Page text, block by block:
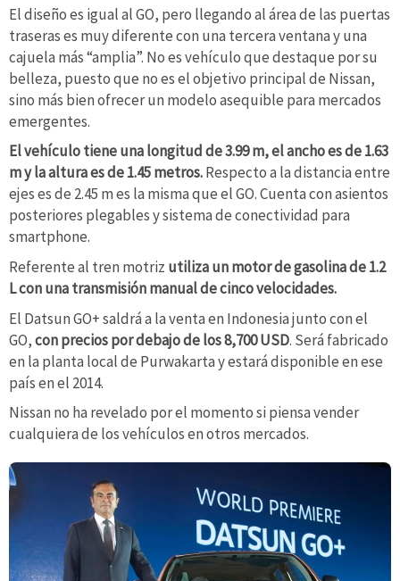
El diseño es igual al GO, pero llegando al área de las puertas
traseras es muy diferente con una tercera ventana y una
cajuela más “amplia”. No es vehículo que destaque por su
belleza, puesto que no es el objetivo principal de Nissan,
sino más bien ofrecer un modelo asequible para mercados
emergentes.
El vehículo tiene una longitud de 3.99 m, el ancho es de 1.63
m y la altura es de 1.45 metros.Respecto a la distancia entre
ejes es de 2.45 m es la misma que el GO. Cuenta con asientos
posteriores plegables y sistema de conectividad para
smartphone.
Referente al tren motriz utiliza un motor de gasolina de 1.2
L con una transmisión manual de cinco velocidades.
El Datsun GO+ saldrá a la venta en Indonesia junto con el
GO,con precios por debajo de los 8,700 USD. Será fabricado
en la planta local de Purwakarta y estará disponible en ese
país en el 2014.
Nissan no ha revelado por el momento si piensa vender
cualquiera de los vehículos en otros mercados.